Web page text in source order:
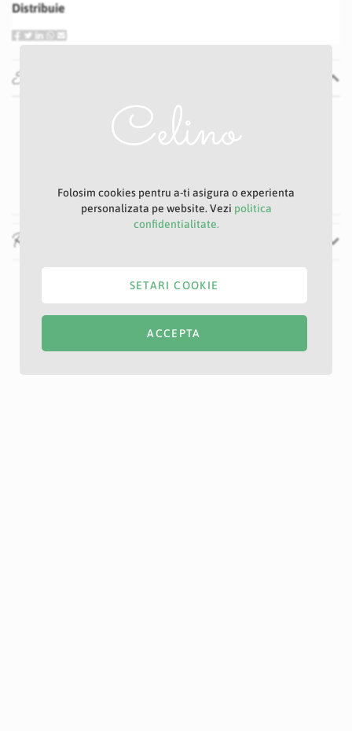
Distribuie
Specificatii
E67S
Recenzii
Folosim cookies pentru a-ti asigura o experienta
personalizata pe website. Vezi politica
confidentialitate.
ACCEPTA
SETARI COOKIE